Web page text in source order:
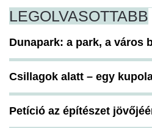
LEGOLVASOTTABB
Dunapark: a park, a város
Csillagok alatt – egy
Petíció az építészet